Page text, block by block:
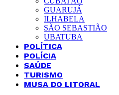
GUARUJÁ
ILHABELA
SÃO SEBASTIÃO
UBATUBA
POLÍTICA
POLÍCIA
SAÚDE
TURISMO
MUSA DO LITORAL